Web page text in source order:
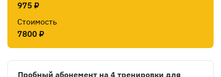
975 ₽
Стоимость
7800 ₽
Пробный абонемент на 4 тренировки для